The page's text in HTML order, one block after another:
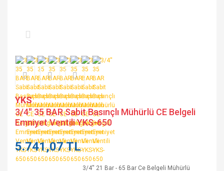
YKS
3/4'' 35 BAR Sabit Basınçlı Mühürlü CE Belgeli
Emniyet Ventili YKS-650
5.741,07 TL
3/4'' 21 Bar - 65 Bar Ce Belgeli Mühürlü